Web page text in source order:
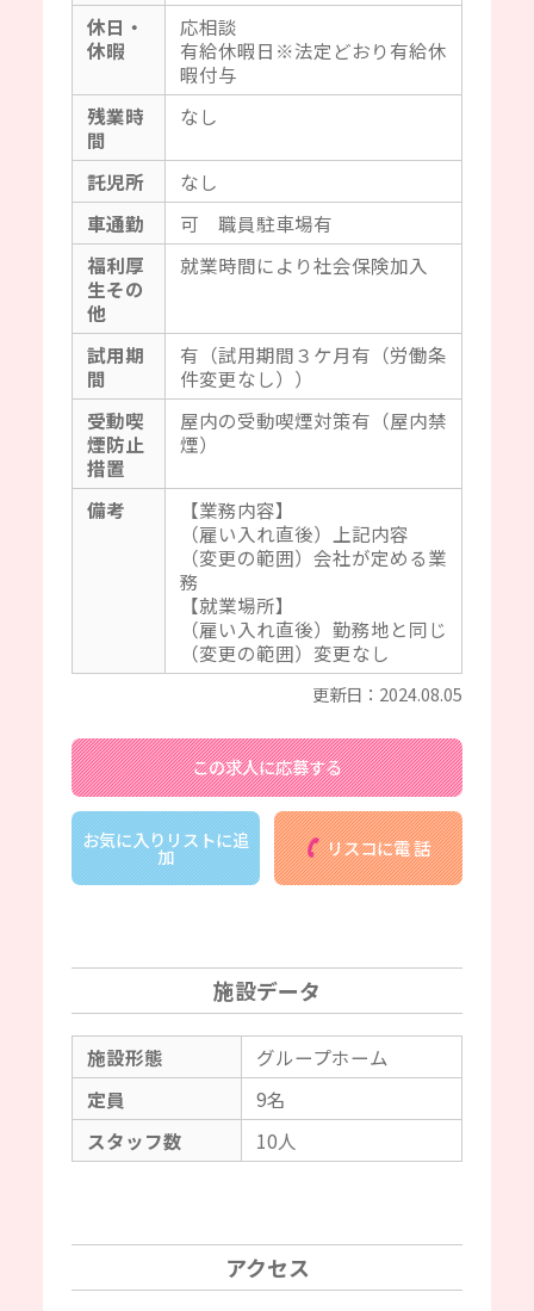
休日・
休暇
応相談
有給休暇日※法定どおり有給休
暇付与
残業時
間
なし
託児所
なし
車通勤
可 職員駐車場有
福利厚
生その
他
就業時間により社会保険加入
試用期
間
有（試用期間３ケ月有（労働条
件変更なし））
受動喫
煙防止
措置
屋内の受動喫煙対策有（屋内禁
煙）
備考
【業務内容】
（雇い入れ直後）上記内容
（変更の範囲）会社が定める業
務
【就業場所】
（雇い入れ直後）勤務地と同じ
（変更の範囲）変更なし
更新日：2024.08.05
この求人に応募する
お気に入りリストに追
加 リスコに電 話
施設データ
施設形態
グループホーム
定員
9名
スタッフ数
10人
アクセス